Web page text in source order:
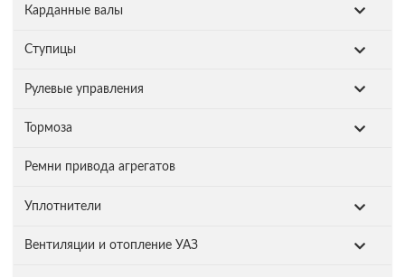
Карданные валы
Ступицы
Рулевые управления
Тормоза
Ремни привода агрегатов
Уплотнители
Вентиляции и отопление УАЗ